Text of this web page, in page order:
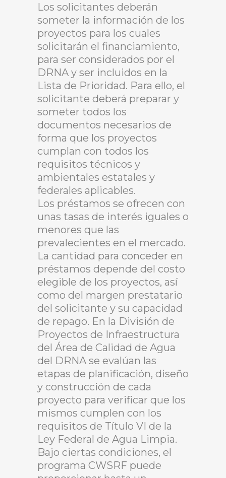
Los solicitantes deberán
someter la información de los
proyectos para los cuales
solicitarán el financiamiento,
para ser considerados por el
DRNA y ser incluidos en la
Lista de Prioridad. Para ello, el
solicitante deberá preparar y
someter todos los
documentos necesarios de
forma que los proyectos
cumplan con todos los
requisitos técnicos y
ambientales estatales y
federales aplicables.
Los préstamos se ofrecen con
unas tasas de interés iguales o
menores que las
prevalecientes en el mercado.
La cantidad para conceder en
préstamos depende del costo
elegible de los proyectos, así
como del margen prestatario
del solicitante y su capacidad
de repago. En la División de
Proyectos de Infraestructura
del Área de Calidad de Agua
del DRNA se evalúan las
etapas de planificación, diseño
y construcción de cada
proyecto para verificar que los
mismos cumplen con los
requisitos de Título VI de la
Ley Federal de Agua Limpia.
Bajo ciertas condiciones, el
programa CWSRF puede